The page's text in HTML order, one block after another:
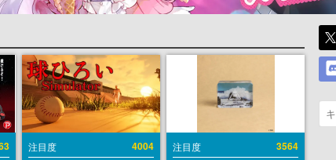
注目度 4004 注目度 3564